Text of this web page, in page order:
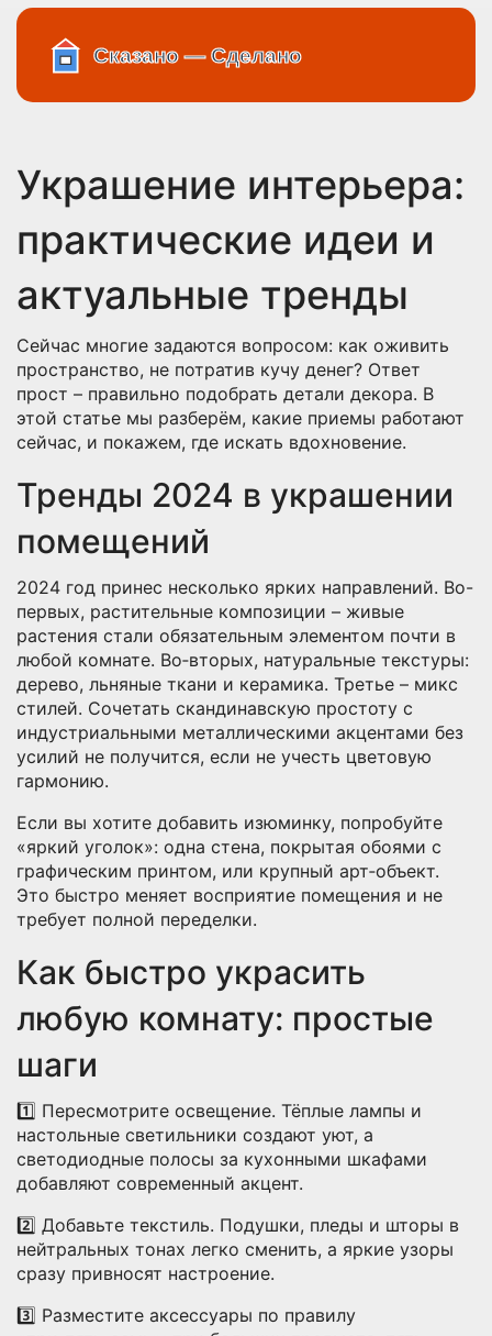
Украшение интерьера:
практические идеи и
актуальные тренды
Сейчас многие задаются вопросом: как оживить
пространство, не потратив кучу денег? Ответ
прост – правильно подобрать детали декора. В
этой статье мы разберём, какие приемы работают
сейчас, и покажем, где искать вдохновение.
Тренды 2024 в украшении
помещений
2024 год принес несколько ярких направлений. Во-
первых, растительные композиции – живые
растения стали обязательным элементом почти в
любой комнате. Во‑вторых, натуральные текстуры:
дерево, льняные ткани и керамика. Третье – микс
стилей. Сочетать скандинавскую простоту с
индустриальными металлическими акцентами без
усилий не получится, если не учесть цветовую
гармонию.
Если вы хотите добавить изюминку, попробуйте
«яркий уголок»: одна стена, покрытая обоями с
графическим принтом, или крупный арт‑объект.
Это быстро меняет восприятие помещения и не
требует полной переделки.
Как быстро украсить
любую комнату: простые
шаги
1️⃣ Пересмотрите освещение. Тёплые лампы и
настольные светильники создают уют, а
светодиодные полосы за кухонными шкафами
добавляют современный акцент.
2️⃣ Добавьте текстиль. Подушки, пледы и шторы в
нейтральных тонах легко сменить, а яркие узоры
сразу привносят настроение.
3️⃣ Разместите аксессуары по правилу